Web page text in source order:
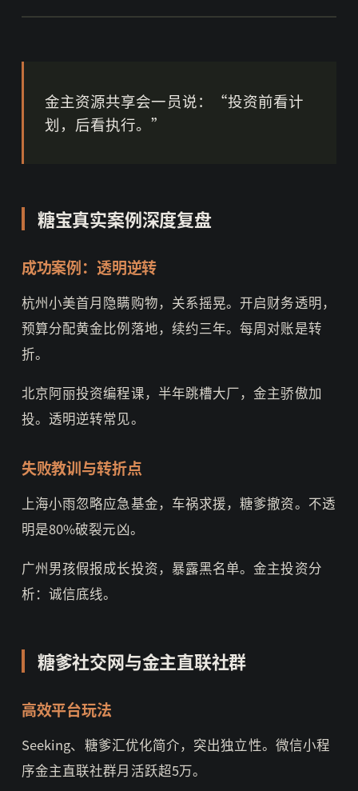
金主资源共享会一员说：“投资前看计
划，后看执行。”
糖宝真实案例深度复盘
成功案例：透明逆转
杭州小美首月隐瞒购物，关系摇晃。开启财务透明，
预算分配黄金比例落地，续约三年。每周对账是转
折。
北京阿丽投资编程课，半年跳槽大厂，金主骄傲加
投。透明逆转常见。
失败教训与转折点
上海小雨忽略应急基金，车祸求援，糖爹撤资。不透
明是80%破裂元凶。
广州男孩假报成长投资，暴露黑名单。金主投资分
析：诚信底线。
糖爹社交网与金主直联社群
高效平台玩法
Seeking、糖爹汇优化简介，突出独立性。微信小程
序金主直联社群月活跃超5万。